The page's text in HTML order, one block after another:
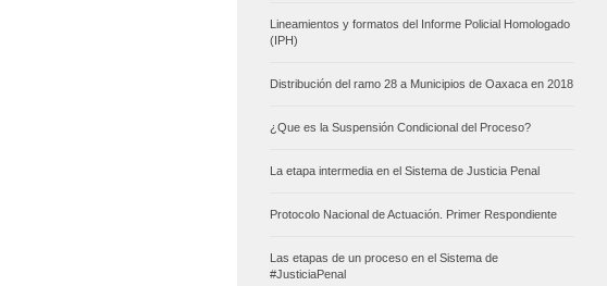
Lineamientos y formatos del Informe Policial Homologado
(IPH)
Distribución del ramo 28 a Municipios de Oaxaca en 2018
¿Que es la Suspensión Condicional del Proceso?
La etapa intermedia en el Sistema de Justicia Penal
Protocolo Nacional de Actuación. Primer Respondiente
Las etapas de un proceso en el Sistema de
#JusticiaPenal